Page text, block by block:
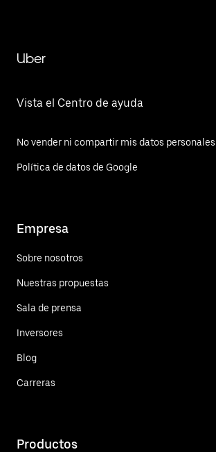
Uber
Vista el Centro de ayuda
No vender ni compartir mis datos personales
Política de datos de Google
Empresa
Sobre nosotros
Nuestras propuestas
Sala de prensa
Inversores
Blog
Carreras
Productos